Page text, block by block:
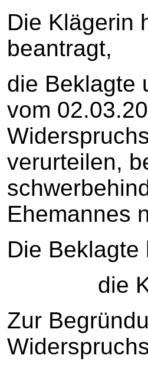
Die Klägerin
beantragt,
die Beklagte
vom
verurteilen,
Ehemannes
Die
die
Zur